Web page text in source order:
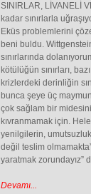
SINIRLAR, LİVANELİ
kadar sınırlarla
Eküs problemlerini
beni buldu.
sınırlarında
kötülüğün sınırları,
krizlerdeki derinliğin
bunca şeye üç
çok sağlam bir
kıvranmamak için.
yenilgilerin,
değil teslim
yaratmak zorundayız”
Devamı...